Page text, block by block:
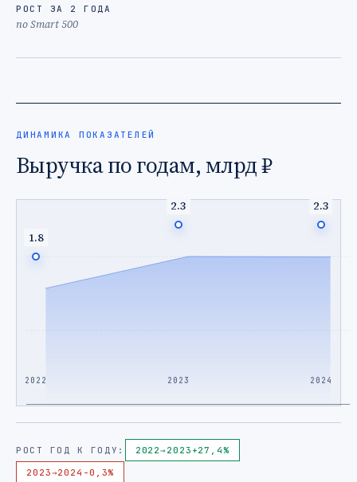
РОСТ ЗА 2 ГОДА
по Smart 500
ДИНАМИКА ПОКАЗАТЕЛЕЙ
Выручка по годам, млрд ₽
1.8
2.3 2.3
2022 2023 2024
РОСТ ГОД К ГОДУ: 2022→ 2023 +27,4%
2023→2024 -0,3%